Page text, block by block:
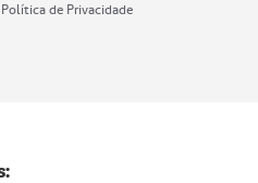
Política de Privacidade